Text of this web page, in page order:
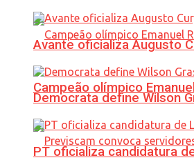
Campeão olímpico
Avante oficializa Augusto
Democrata define Wilson
PT oficializa candidatura